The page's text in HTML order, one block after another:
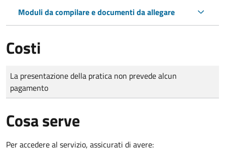
Moduli da compilare e documenti da allegare
Costi
Tipo di pagamento
Importo
La presentazione della pratica non prevede alcun
pagamento
Cosa serve
Per accedere al servizio, assicurati di avere: